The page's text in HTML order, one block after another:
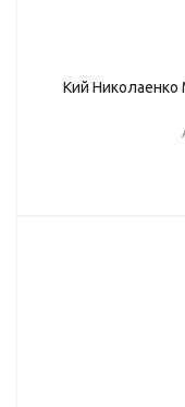
Кий Николаенко